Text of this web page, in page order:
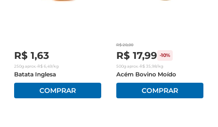
R$ 1,63
250g aprox. •R$ 6,49/kg
Batata Inglesa
R$ 20,00
R$ 17,99 -10%
500gaprox. •R$ 35,98/kg
Acém Bovino Moído